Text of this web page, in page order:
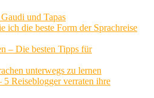
und Tapas
ich die beste Form der Sprachreise
– Die besten Tipps für
unterwegs zu lernen
5 Reiseblogger verraten ihre